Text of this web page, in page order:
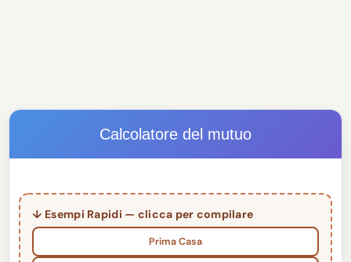
Calcolatore del mutuo
↓ Esempi Rapidi — clicca per compilare
Prima Casa